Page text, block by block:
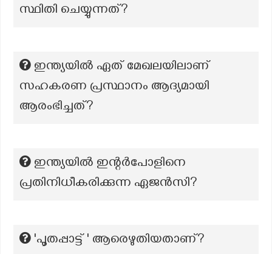
സ്ഥിതി ചെയ്യുന്നത്?
ഇന്ത്യയിൽ ഏത് മേഖലയിലാണ്
സഹകരണ പ്രസ്ഥാനം ആദ്യമായി
ആരംഭിച്ചത്?
ഇന്ത്യയിൽ ഇന്റർപോളിനെ
പ്രതിനിധീകരിക്കുന്ന ഏജൻസി?
'പൂതപ്പാട്ട്‌ ' ആരെഴുതിയതാണ്?